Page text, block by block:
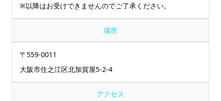
※以降はお受けできませんのでご了承ください。
場所
〒559-0011
大阪市住之江区北加賀屋5-2-4
アクセス